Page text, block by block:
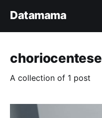
Datamama
choriocentese
A collection of 1 post